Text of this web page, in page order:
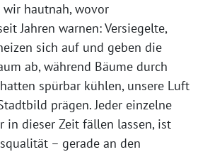
wir hautnah, wovor
Jahren warnen: Versiegelte,
sich auf und geben die
ab, während Bäume durch
spürbar kühlen, unsere Luft
prägen. Jeder einzelne
in dieser Zeit fällen lassen, ist
– gerade an den